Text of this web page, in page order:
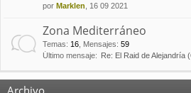
por Marklen , 16 09 2021
Zona Mediterráneo
Temas: 16 Mensajes: 59
Último mensaje:
Re: El Raid de Alejandría